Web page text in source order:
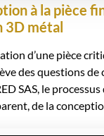
à la pièce
3D métal
d’une pièce
des questions de
SAS, le
de la